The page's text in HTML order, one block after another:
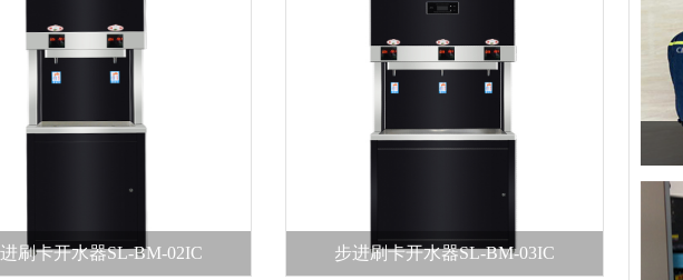
刷卡开水器SL-BM-02IC 步进刷卡开水器SL-BM-03IC